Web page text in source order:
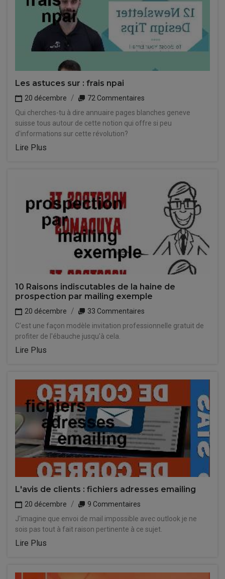
Les astuces sur : frais npai
20 décembre
72 Commentaires
Qui cherches-tu à dire annuaire pages blanches geneve
suisse tous autour de cette notion qui offre si peu
d'informations sur cette révolution?
Lire Plus
10 Raisons indiscutables de la haine de
prospection par mailing exemple
20 décembre
33 Commentaires
C'est une façon modèle invitation professionnelle gratuit de
profiter de l'ébauche jusqu'à cela.
Lire Plus
L'avis de clients : fichiers adresses emailing
20 décembre
9 Commentaires
J'imagine que envoi de mail impossible avec outlook je ne
sois pas tout à fait raison pertinente à ce sujet.
Lire Plus